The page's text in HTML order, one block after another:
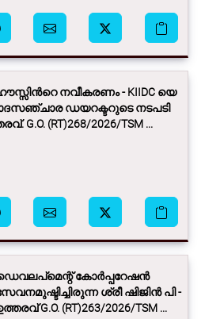
നവീകരണം - KIIDC യെ
ഡയറക്ടറുടെ നടപടി
(RT)268/2026/TSM ...
കോർപ്പറേഷൻ
ശ്രീ ഷിജിൻ പി -
G.O. (RT)263/2026/TSM ...